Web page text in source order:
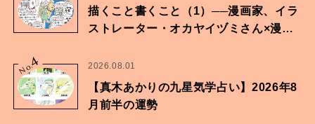
描くこと書くこと（1）──漫画家、イラ
ストレーター・オカヤイヅミさん×漫画
No.4 2026.08.01
【真木あかりの九星気学占い】2026年8
月前半の運勢